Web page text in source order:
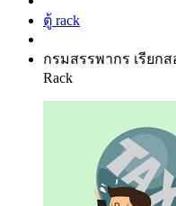
ตู้ rack
กรมสรรพากร เรียก
Rack